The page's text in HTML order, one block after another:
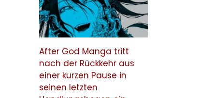
After God Manga tritt
nach der Rückkehr aus
einer kurzen Pause in
seinen letzten